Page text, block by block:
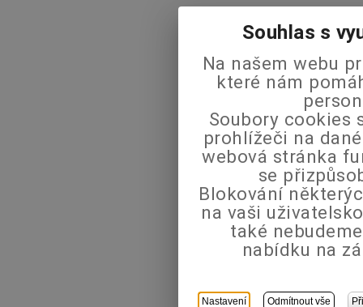
Souhlas s
Na našem webu
které nám
Soubory cookies
prohlížeči na
webová stránka
se
Blokování
na vaši
také
nabídku na
Nastavení Odmítnout vše